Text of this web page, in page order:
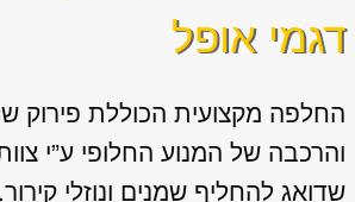
דגמי אופל
החלפה מקצועית הכוללת פירוק
והרכבה של המנוע החלופי ע”י
שדואג להחליף שמנים ונוזלי